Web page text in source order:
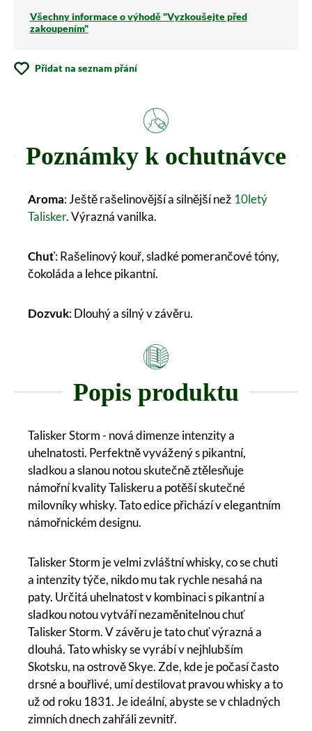
Všechny informace o výhodě "Vyzkoušejte před
zakoupením"
Přidat na seznam přání
Poznámky k ochutnávce
Aroma: Ještě rašelinovější a silnější než 10letý
Talisker. Výrazná vanilka.
Chuť: Rašelinový kouř, sladké pomerančové tóny,
čokoláda a lehce pikantní.
Dozvuk: Dlouhý a silný v závěru.
Popis produktu
Talisker Storm - nová dimenze intenzity a
uhelnatosti. Perfektně vyvážený s pikantní,
sladkou a slanou notou skutečně ztělesňuje
námořní kvality Taliskeru a potěší skutečné
milovníky whisky. Tato edice přichází v elegantním
námořnickém designu.
Talisker Storm je velmi zvláštní whisky, co se chuti
a intenzity týče, nikdo mu tak rychle nesahá na
paty. Určitá uhelnatost v kombinaci s pikantní a
sladkou notou vytváří nezaměnitelnou chuť
Talisker Storm. V závěru je tato chuť výrazná a
dlouhá. Tato whisky se vyrábí v nejhlubším
Skotsku, na ostrově Skye. Zde, kde je počasí často
drsné a bouřlivé, umí destilovat pravou whisky a to
už od roku 1831. Je ideální, abyste se v chladných
zimních dnech zahřáli zevnitř.